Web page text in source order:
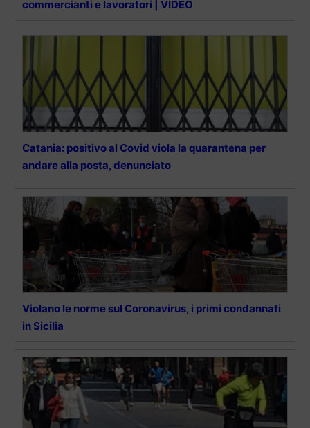
commercianti e lavoratori | VIDEO
Catania: positivo al Covid viola la quarantena per
andare alla posta, denunciato
Violano le norme sul Coronavirus, i primi condannati
in Sicilia